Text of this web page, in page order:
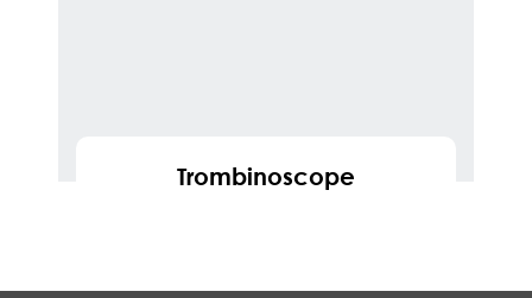
Trombinoscope